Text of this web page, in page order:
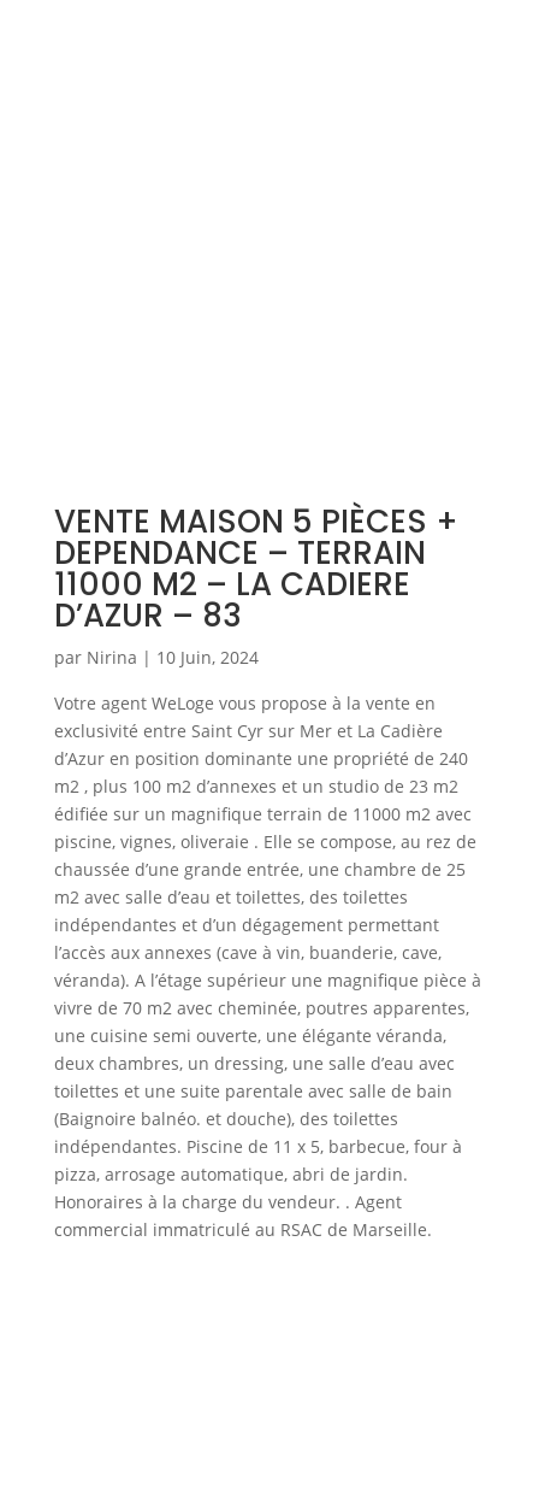
VENTE MAISON 5 PIÈCES +
DEPENDANCE – TERRAIN
11000 M2 – LA CADIERE
D’AZUR – 83
par Nirina | 10 Juin, 2024
Votre agent WeLoge vous propose à la vente en
exclusivité entre Saint Cyr sur Mer et La Cadière
d’Azur en position dominante une propriété de 240
m2 , plus 100 m2 d’annexes et un studio de 23 m2
édifiée sur un magnifique terrain de 11000 m2 avec
piscine, vignes, oliveraie . Elle se compose, au rez de
chaussée d’une grande entrée, une chambre de 25
m2 avec salle d’eau et toilettes, des toilettes
indépendantes et d’un dégagement permettant
l’accès aux annexes (cave à vin, buanderie, cave,
véranda). A l’étage supérieur une magnifique pièce à
vivre de 70 m2 avec cheminée, poutres apparentes,
une cuisine semi ouverte, une élégante véranda,
deux chambres, un dressing, une salle d’eau avec
toilettes et une suite parentale avec salle de bain
(Baignoire balnéo. et douche), des toilettes
indépendantes. Piscine de 11 x 5, barbecue, four à
pizza, arrosage automatique, abri de jardin.
Honoraires à la charge du vendeur. . Agent
commercial immatriculé au RSAC de Marseille.